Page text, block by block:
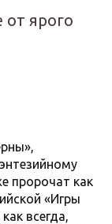
от ярого
пророчат как
«Игры
всегда,